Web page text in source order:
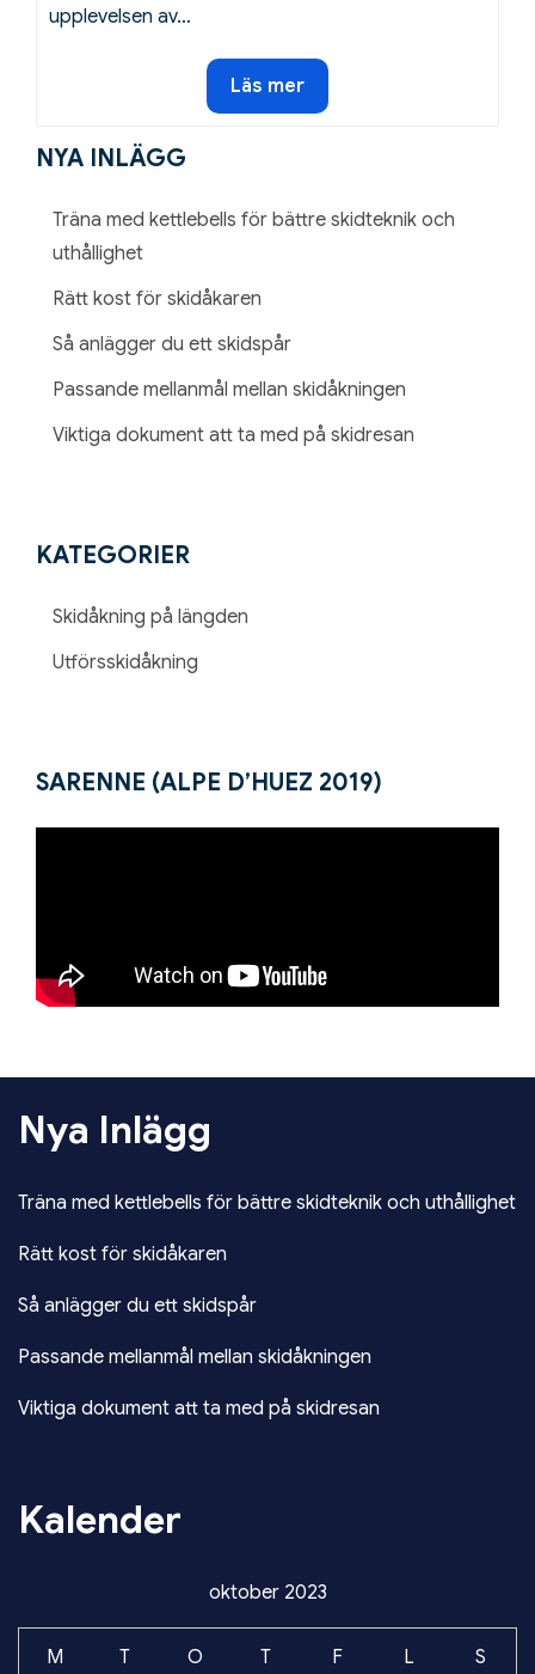
upplevelsen av…
Värm
upp
en
skidbacken
Läs mer
NYA INLÄGG
Träna med kettlebells för bättre skidteknik och
uthållighet
Rätt kost för skidåkaren
Så anlägger du ett skidspår
Passande mellanmål mellan skidåkningen
Viktiga dokument att ta med på skidresan
KATEGORIER
Skidåkning på längden
Utförsskidåkning
SARENNE (ALPE D’HUEZ 2019)
Nya Inlägg
Träna med kettlebells för bättre skidteknik och uthållighet
Rätt kost för skidåkaren
Så anlägger du ett skidspår
Passande mellanmål mellan skidåkningen
Viktiga dokument att ta med på skidresan
Kalender
oktober 2023
M T O T F L S